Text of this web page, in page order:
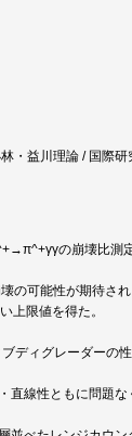
・益川理論 / 国際
の崩壊比測
の可能性が期待さ
上限値を得た。
ディグレーダーの
直線性ともに問題